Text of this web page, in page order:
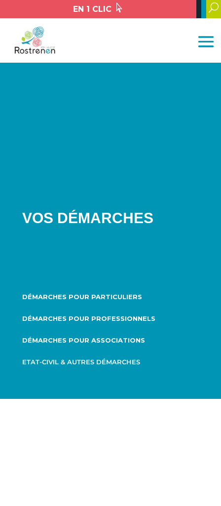
EN 1 CLIC  U
VOS DÉMARCHES
DÉMARCHES POUR PARTICULIERS
DÉMARCHES POUR PROFESSIONNELS
DÉMARCHES POUR ASSOCIATIONS
ETAT-CIVIL & AUTRES DÉMARCHES